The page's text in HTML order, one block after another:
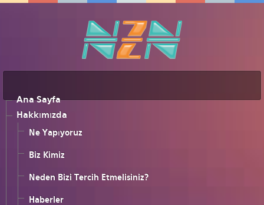
Ana Sayfa
Hakkımızda
Ne Yapıyoruz
Biz Kimiz
Neden Bizi Tercih Etmelisiniz?
Haberler